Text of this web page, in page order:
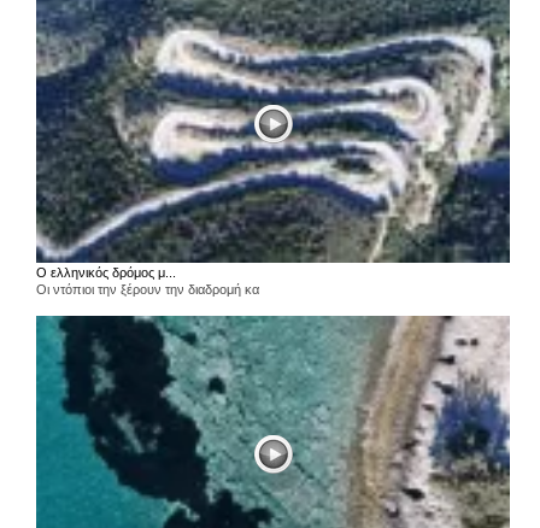
Ο ελληνικός δρόμος μ...
Οι ντόπιοι την ξέρουν την διαδρομή κα